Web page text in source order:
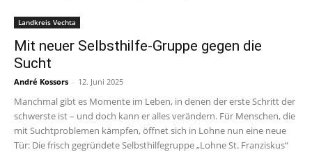
Landkreis Vechta
Mit neuer Selbsthilfe-Gruppe gegen die
Sucht
André Kossors - 12. Juni 2025
Manchmal gibt es Momente im Leben, in denen der erste Schritt der
schwerste ist – und doch kann er alles verändern. Für Menschen, die
mit Suchtproblemen kämpfen, öffnet sich in Lohne nun eine neue
Tür: Die frisch gegründete Selbsthilfegruppe „Lohne St. Franziskus“